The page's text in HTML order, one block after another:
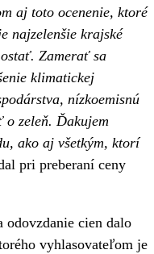
aj toto ocenenie, ktoré
najzelenšie krajské
Zamerať sa
klimatickej
nízkoemisnú
o zeleň. Ďakujem
ako aj všetkým, ktorí
pri preberaní ceny
odovzdanie cien dalo
vyhlasovateľom je